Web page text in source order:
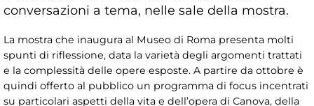
conversazioni a tema, nelle sale della mostra.
La mostra che inaugura al Museo di Roma presenta molti
spunti di riflessione, data la varietà degli argomenti trattati
e la complessità delle opere esposte. A partire da ottobre è
quindi offerto al pubblico un programma di focus incentrati
su particolari aspetti della vita e dell’opera di Canova, della